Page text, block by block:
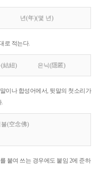
년(年)(몇 년)
로 적는다.
(結紐) 은닉(隱匿)
이나 합성어에서, 뒷말의 첫소리가
.
불(空念佛)
붙여 쓰는 경우에도 붙임 2에 준하